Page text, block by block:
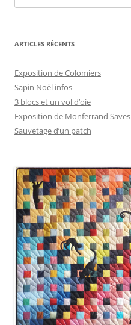
ARTICLES RÉCENTS
Exposition de Colomiers
Sapin Noël infos
3 blocs et un vol d’oie
Exposition de Monferrand Saves
Sauvetage d’un patch